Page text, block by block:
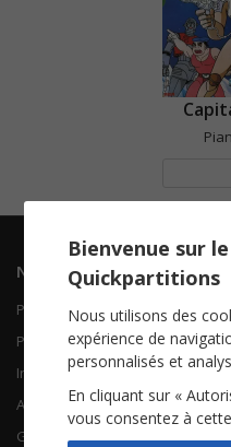
Navigation
Piano Chant
Piano Solo
Instruments solistes
Accordéon
Guitare
Bienvenue sur
Quickpartitions
Nous utilisons des
expérience de
personnalisés et
En cliquant sur «
vous consentez à